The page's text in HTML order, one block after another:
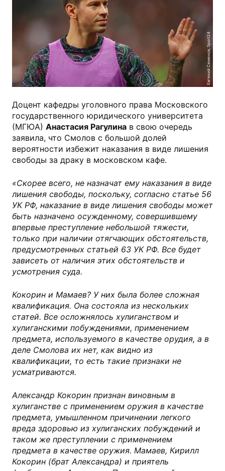
Евгений Семенов, Sport24
Доцент кафедры уголовного права Московского
государственного юридического университета
(МГЮА) Анастасия Рагулина в свою очередь
заявила, что Смолов с большой долей
вероятности избежит наказания в виде лишения
свободы за драку в московском кафе.
«Скорее всего, не назначат ему наказания в виде
лишения свободы, поскольку, согласно статье 56
УК РФ, наказание в виде лишения свободы может
быть назначено осужденному, совершившему
впервые преступление небольшой тяжести,
только при наличии отягчающих обстоятельств,
предусмотренных статьей 63 УК РФ. Все будет
зависеть от наличия этих обстоятельств и
усмотрения суда.
Кокорин и Мамаев? У них была более сложная
квалификация. Она состояла из нескольких
статей. Все осложнялось хулиганством и
хулиганскими побуждениями, применением
предмета, используемого в качестве орудия, а в
деле Смолова их нет, как видно из
квалификации, то есть такие признаки не
усматриваются.
Александр Кокорин признан виновным в
хулиганстве с применением оружия в качестве
предмета, умышленном причинении легкого
вреда здоровью из хулиганских побуждений и
таком же преступлении с применением
предмета в качестве оружия. Мамаев, Кирилл
Кокорин (брат Александра) и приятель